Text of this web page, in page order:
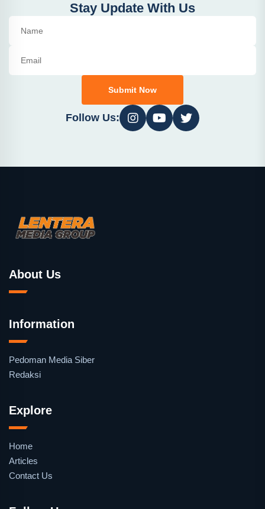
Stay Update With Us
Submit Now
Follow Us:
About Us
Information
Pedoman Media Siber
Redaksi
Explore
Home
Articles
Contact Us